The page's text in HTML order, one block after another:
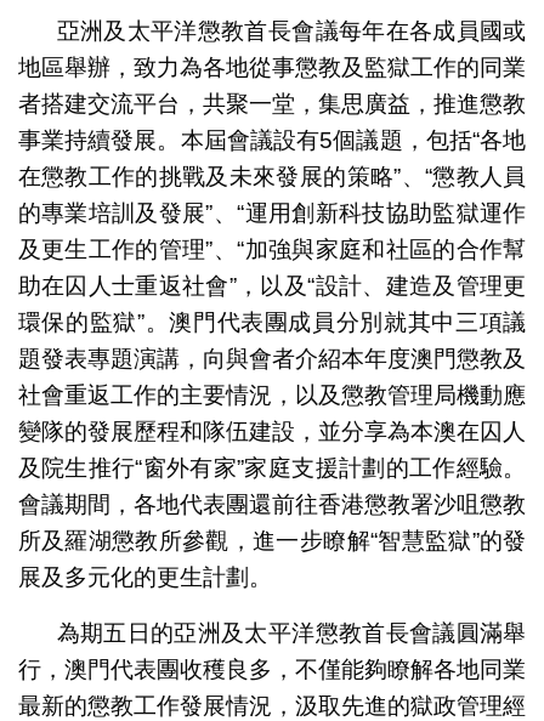
亞洲及太平洋懲教首長會議每年在各成員國或
地區舉辦，致力為各地從事懲教及監獄工作的同業
者搭建交流平台，共聚一堂，集思廣益，推進懲教
事業持續發展。本屆會議設有5個議題，包括“各地
在懲教工作的挑戰及未來發展的策略”、“懲教人員
的專業培訓及發展”、“運用創新科技協助監獄運作
及更生工作的管理”、“加強與家庭和社區的合作幫
助在囚人士重返社會”，以及“設計、建造及管理更
環保的監獄”。澳門代表團成員分別就其中三項議
題發表專題演講，向與會者介紹本年度澳門懲教及
社會重返工作的主要情況，以及懲教管理局機動應
變隊的發展歷程和隊伍建設，並分享為本澳在囚人
及院生推行“窗外有家”家庭支援計劃的工作經驗。
會議期間，各地代表團還前往香港懲教署沙咀懲教
所及羅湖懲教所參觀，進一步瞭解“智慧監獄”的發
展及多元化的更生計劃。
為期五日的亞洲及太平洋懲教首長會議圓滿舉
行，澳門代表團收穫良多，不僅能夠瞭解各地同業
最新的懲教工作發展情況，汲取先進的獄政管理經